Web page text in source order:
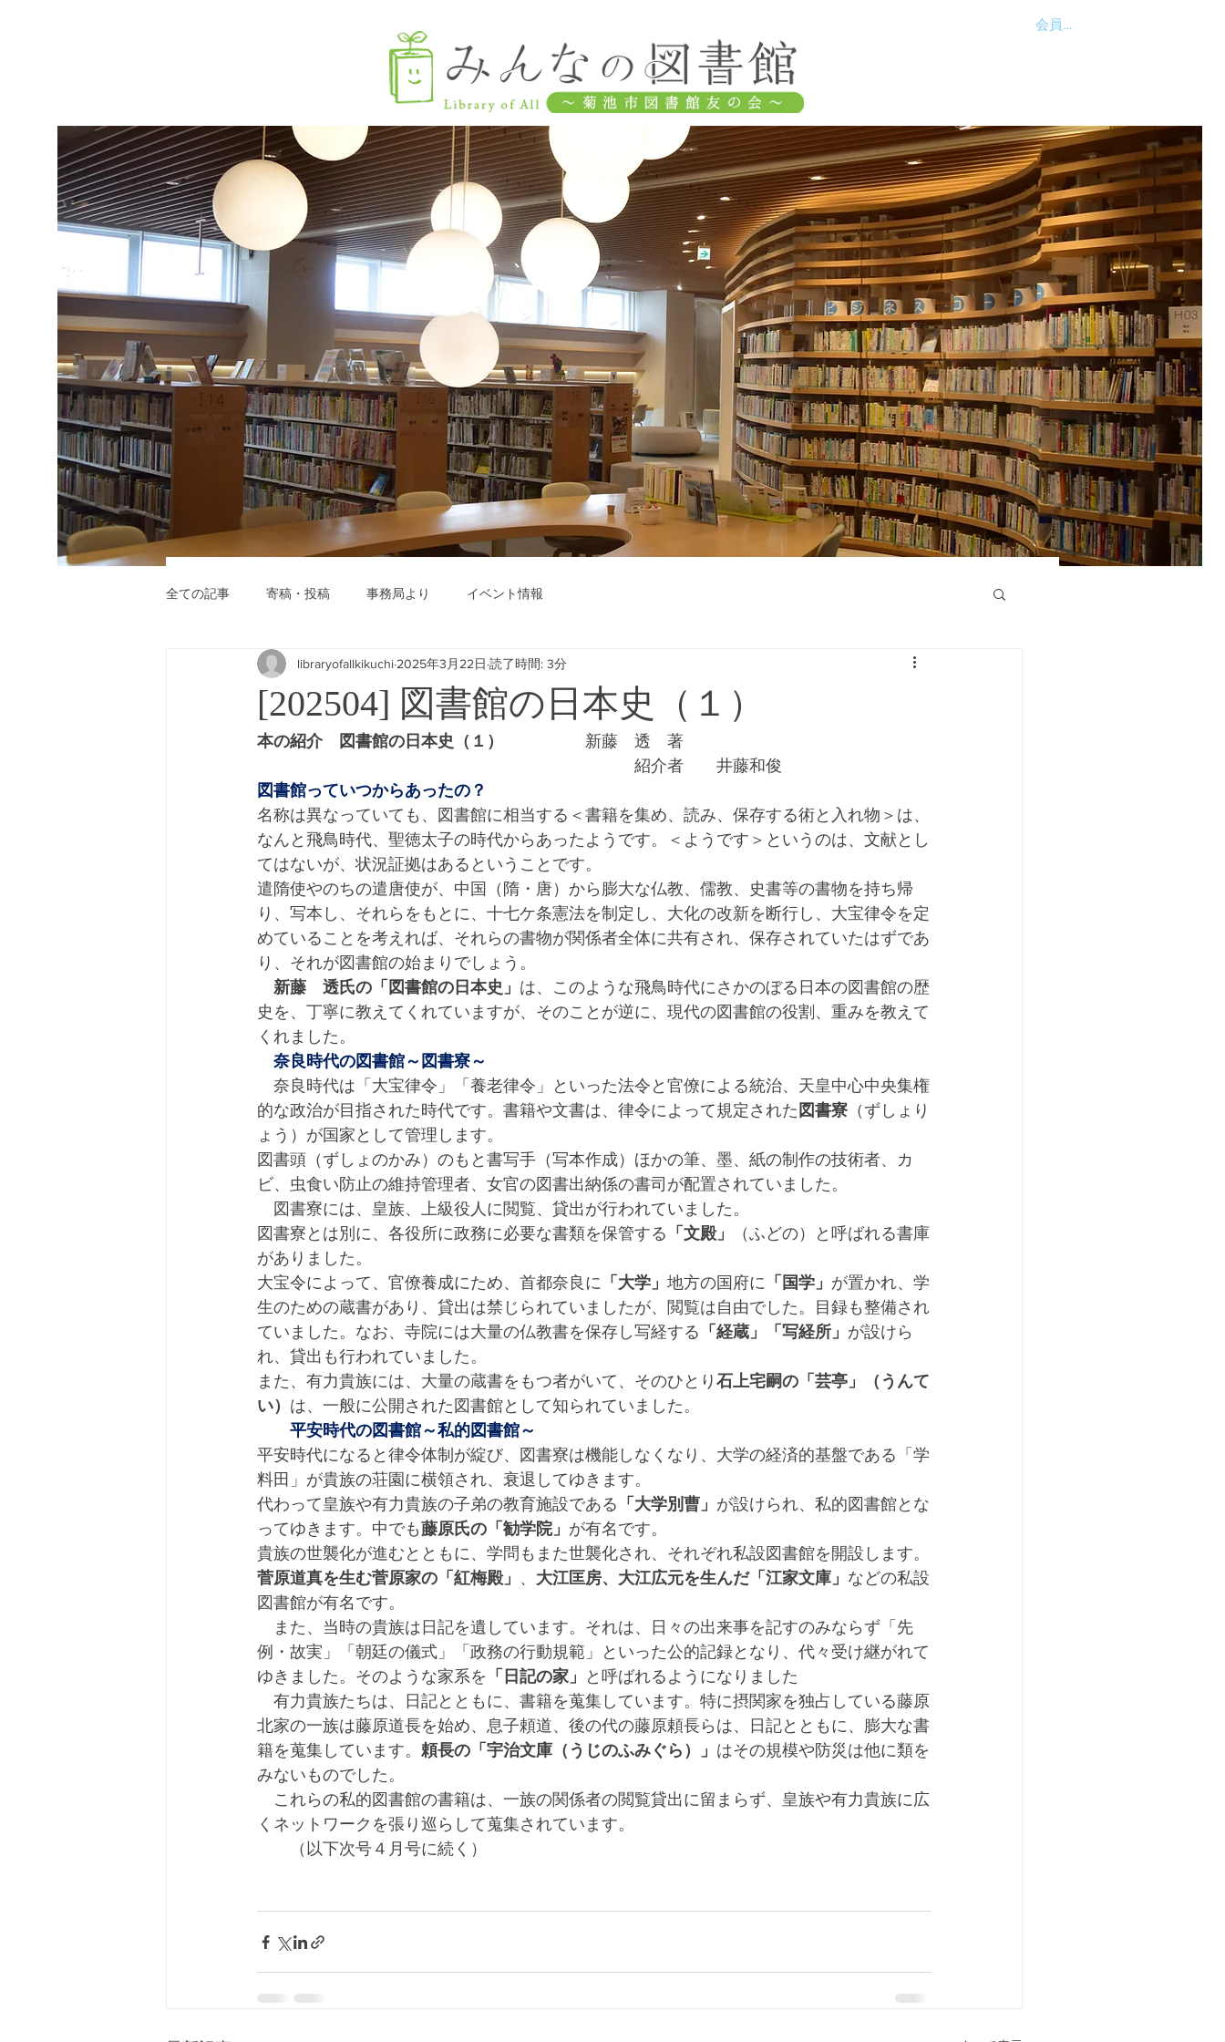
会員ログイン
全ての記事 寄稿・投稿 事務局より イベント情報
[202504] 図書館の日本史（１）
libraryofallkikuchi 2025年3月22日 読了時間: 3分
本の紹介　図書館の日本史（１） 新藤　透　著
紹介者　　井藤和俊
図書館っていつからあったの？
名称は異なっていても、図書館に相当する＜書籍を集め、読み、保存する術と入れ物＞は、
なんと飛鳥時代、聖徳太子の時代からあったようです。＜ようです＞というのは、文献とし
てはないが、状況証拠はあるということです。
遣隋使やのちの遣唐使が、中国（隋・唐）から膨大な仏教、儒教、史書等の書物を持ち帰
り、写本し、それらをもとに、十七ケ条憲法を制定し、大化の改新を断行し、大宝律令を定
めていることを考えれば、それらの書物が関係者全体に共有され、保存されていたはずであ
り、それが図書館の始まりでしょう。
新藤　透氏の「図書館の日本史」 は、このような飛鳥時代にさかのぼる日本の図書館の歴
史を、丁寧に教えてくれていますが、そのことが逆に、現代の図書館の役割、重みを教えて
くれました。
奈良時代の図書館～図書寮～
奈良時代は「大宝律令」「養老律令」といった法令と官僚による統治、天皇中心中央集権
的な政治が目指された時代です。書籍や文書は、律令によって規定された 図書寮 （ずしょり
ょう）が国家として管理します。
図書頭（ずしょのかみ）のもと書写手（写本作成）ほかの筆、墨、紙の制作の技術者、カ
ビ、虫食い防止の維持管理者、女官の図書出納係の書司が配置されていました。
図書寮には、皇族、上級役人に閲覧、貸出が行われていました。
図書寮とは別に、各役所に政務に必要な書類を保管する 「文殿」
（ふどの）と呼ばれる書庫
がありました。
大宝令によって、官僚養成にため、首都奈良に 「大学」 地方の国府に 「国学」 が置かれ、学
生のための蔵書があり、貸出は禁じられていましたが、閲覧は自由でした。目録も整備され
ていました。なお、寺院には大量の仏教書を保存し写経する 「経蔵」「写経所」 が設けら
れ、貸出も行われていました。
また、有力貴族には、大量の蔵書をもつ者がいて、そのひとり 石上宅嗣の「芸亭」（うんて
い） は、一般に公開された図書館として知られていました。
平安時代の図書館～私的図書館～
平安時代になると律令体制が綻び、図書寮は機能しなくなり、大学の経済的基盤である「学
料田」が貴族の荘園に横領され、衰退してゆきます。
代わって皇族や有力貴族の子弟の教育施設である 「大学別曹」 が設けられ、私的図書館とな
ってゆきます。中でも藤原氏の「勧学院」 が有名です。
貴族の世襲化が進むとともに、学問もまた世襲化され、それぞれ私設図書館を開設します。
菅原道真を生む菅原家の「紅梅殿」 、 大江匡房、大江広元を生んだ「江家文庫」 などの私設
図書館が有名です。
また、当時の貴族は日記を遺しています。それは、日々の出来事を記すのみならず「先
例・故実」「朝廷の儀式」「政務の行動規範」といった公的記録となり、代々受け継がれて
ゆきました。そのような家系を 「日記の家」
と呼ばれるようになりました
有力貴族たちは、日記とともに、書籍を蒐集しています。特に摂関家を独占している藤原
北家の一族は藤原道長を始め、息子頼道、後の代の藤原頼長らは、日記とともに、膨大な書
籍を蒐集しています。 頼長の「宇治文庫（うじのふみぐら）」 はその規模や防災は他に類を
みないものでした。
これらの私的図書館の書籍は、一族の関係者の閲覧貸出に留まらず、皇族や有力貴族に広
くネットワークを張り巡らして蒐集されています。
（以下次号４月号に続く）